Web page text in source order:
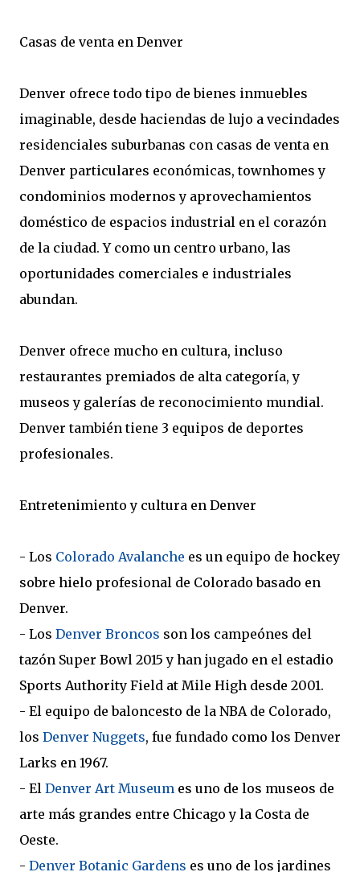
Casas de venta en Denver
Denver ofrece todo tipo de bienes inmuebles
imaginable, desde haciendas de lujo a vecindades
residenciales suburbanas con casas de venta en
Denver particulares económicas, townhomes y
condominios modernos y aprovechamientos
doméstico de espacios industrial en el corazón
de la ciudad. Y como un centro urbano, las
oportunidades comerciales e industriales
abundan.
Denver ofrece mucho en cultura, incluso
restaurantes premiados de alta categoría, y
museos y galerías de reconocimiento mundial.
Denver también tiene 3 equipos de deportes
profesionales.
Entretenimiento y cultura en Denver
- Los Colorado Avalanche es un equipo de hockey
sobre hielo profesional de Colorado basado en
Denver.
- Los Denver Broncos son los campeónes del
tazón Super Bowl 2015 y han jugado en el estadio
Sports Authority Field at Mile High desde 2001.
- El equipo de baloncesto de la NBA de Colorado,
los Denver Nuggets, fue fundado como los Denver
Larks en 1967.
- El Denver Art Museum es uno de los museos de
arte más grandes entre Chicago y la Costa de
Oeste.
- Denver Botanic Gardens es uno de los jardines